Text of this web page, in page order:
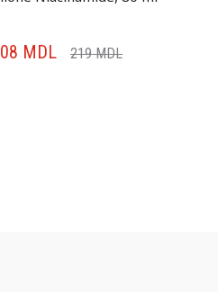
MDL 219MDL